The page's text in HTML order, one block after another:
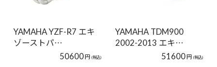
YAMAHA YZF-R7 エキ
ゾーストパ…
50600円 (税込)
YAMAHA TDM900
2002-2013 エキ…
51600円 (税込)